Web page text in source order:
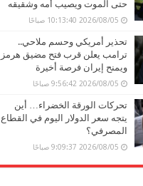
حتى الموت ويصيب أمه وشقيقه
2026/08/05 10:13:40 صباحًا
تحذير أمريكي وحسم ملاحي..
ترامب يعلن قرب فتح مضيق هرمز
ويمنح إيران فرصة أخيرة
2026/08/05 9:56:42 صباحًا
تحركات الورقة الخضراء… أين
يتجه سعر الدولار اليوم في القطاع
المصرفي؟
2026/08/05 9:09:37 صباحًا